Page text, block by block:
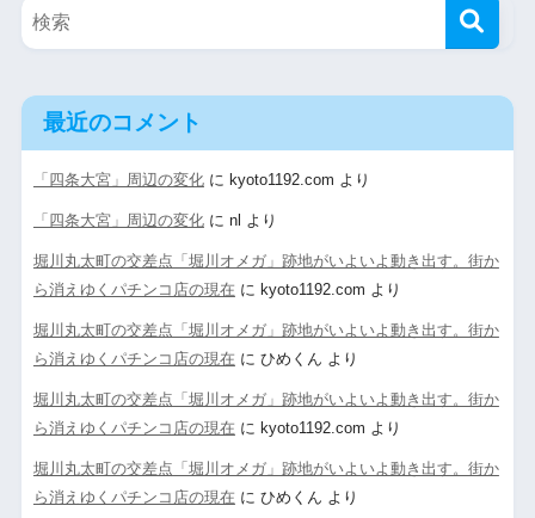
最近のコメント
「四条大宮」周辺の変化に kyoto1192.com より
「四条大宮」周辺の変化に nl より
堀川丸太町の交差点「堀川オメガ」跡地がいよいよ動き出す。街か
ら消えゆくパチンコ店の現在 に kyoto1192.com より
堀川丸太町の交差点「堀川オメガ」跡地がいよいよ動き出す。街か
ら消えゆくパチンコ店の現在 に ひめくん より
堀川丸太町の交差点「堀川オメガ」跡地がいよいよ動き出す。街か
ら消えゆくパチンコ店の現在 に kyoto1192.com より
堀川丸太町の交差点「堀川オメガ」跡地がいよいよ動き出す。街か
ら消えゆくパチンコ店の現在 に ひめくん より